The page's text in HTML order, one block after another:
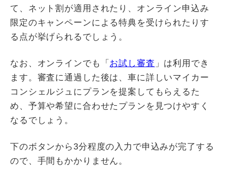
て、ネット割が適用されたり、オンライン申込み
限定のキャンペーンによる特典を受けられたりす
る点が挙げられるでしょう。
なお、オンラインでも「 お試し審査 」は利用でき
ます。審査に通過した後は、車に詳しいマイカー
コンシェルジュにプランを提案してもらえるた
め、予算や希望に合わせたプランを見つけやすく
なるでしょう。
下のボタンから3分程度の入力で申込みが完了する
ので、手間もかかりません。